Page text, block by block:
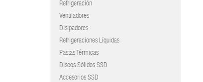
Refrigeración
Ventiladores
Disipadores
Refrigeraciones Líquidas
Pastas Térmicas
Discos Sólidos SSD
Accesorios SSD